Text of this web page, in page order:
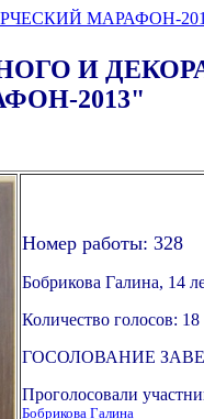
МАРАФОН-
И
2013"
Номер работы: 328
Бобрикова Галина, 14
Количество голосов: 18
ГОСОЛОВАНИЕ
Проголосовали
Бобрикова Галина